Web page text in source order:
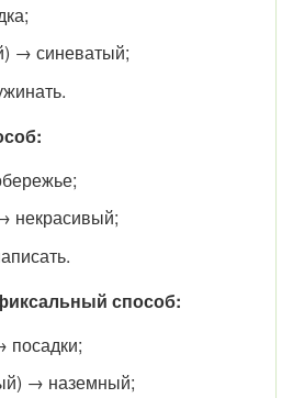
→ синеватый;
некрасивый;
способ:
посадки;
→ наземный;